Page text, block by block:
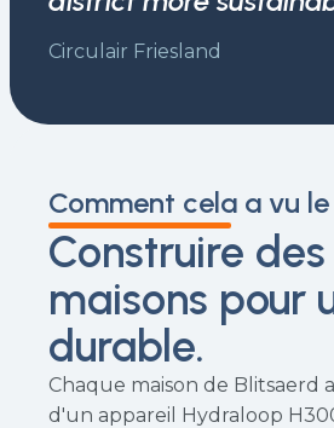
Circulair Friesland
Comment cela a vu
Construire des
maisons pour
durable.
Chaque maison de Blitsaerd
d'un appareil Hydraloop